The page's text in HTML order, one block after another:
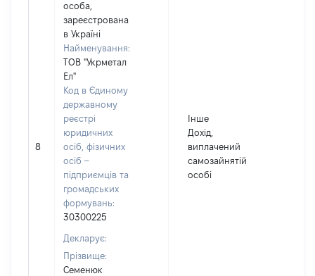
8
особа,
зареєстрована
в Україні
Найменування:
ТОВ "Укрметал
Ел"
Код в Єдиному
державному
реєстрі
юридичних
осіб, фізичних
осіб –
підприємців та
громадських
формувань:
30300225
Декларує:
Прізвище:
Семенюк
Інше
Дохід,
виплачений
самозайнятій
особі